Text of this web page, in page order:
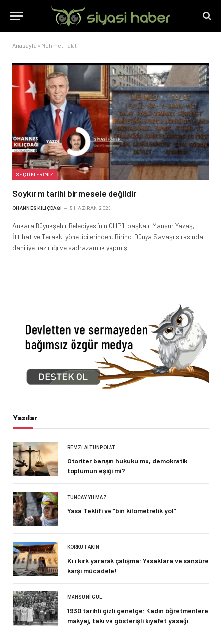
Anasayfa » Mehmet Talat
SEÇTIKLERIMIZ
Soykırım tarihi bir mesele değildir
OHANNES KILIÇDAĞI 5 HAZIRAN 2025
Ankara Büyükşehir Belediyesi’nin CHP’li başkanı Mansur Yavaş,
İttihat ve Terakki yöneticilerinden, Birinci Dünya Savaşı sırasında
dahiliye nazırlığı ve sadrazamlık yapmış…
Yazılar
REMZI ALTUNPOLAT
Otoriter barışın hukuku mu, demokratik
toplumun eşiği mi?
TUNCAY YILMAZ
Yasa Teklifi ve “bin kilometrelik yol”
KORKUT AKIN
Kılı kırk yararak çalışma: Yasaklara ve sansüre
karşı mücadele!
MAHSUNI GÜL
1930 tarihli gizli genelge: Kadın öğretmenlere
makyaj, takı ve gösterişli kıyafet yasağı